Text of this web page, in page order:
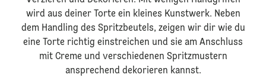
wird aus deiner Torte ein kleines Kunstwerk. Neben
dem Handling des Spritzbeutels, zeigen wir dir wie du
eine Torte richtig einstreichen und sie am Anschluss
mit Creme und verschiedenen Spritzmustern
ansprechend dekorieren kannst.